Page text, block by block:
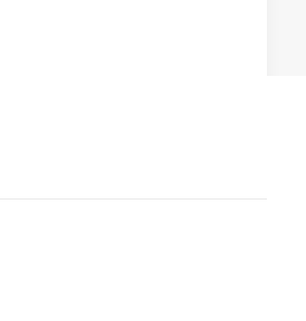
no additional cost to